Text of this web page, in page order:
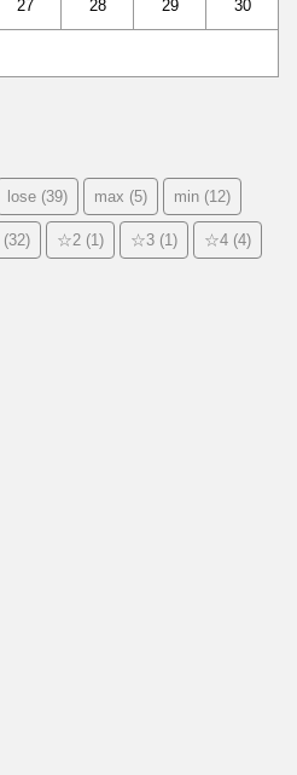
27 28 29 30
lose (39) max (5) min (12)
(32) ☆2 (1) ☆3 (1) ☆4 (4)